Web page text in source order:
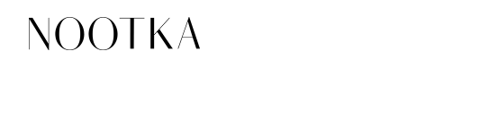
nootka-jewelry.com